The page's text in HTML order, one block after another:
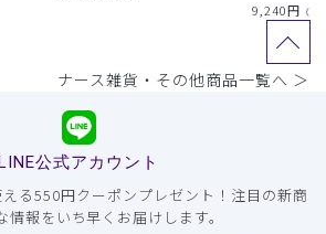
9,240円 （税
ナース雑貨・その他商品一覧へ ＞
LINE公式アカウント
る550円クーポンプレゼント！注目の新商
情報をいち早くお届けします。